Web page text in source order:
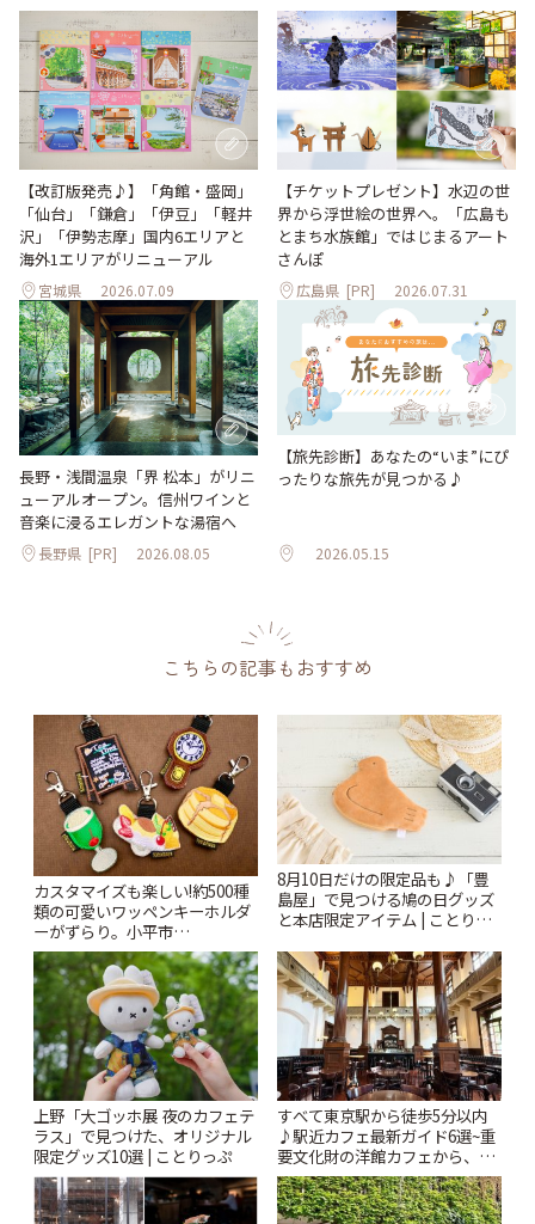
【改訂版発売♪】「角館・盛岡」
「仙台」「鎌倉」「伊豆」「軽井
沢」「伊勢志摩」国内6エリアと
海外1エリアがリニューアル
宮城県 2026.07.09
【チケットプレゼント】水辺の世
界から浮世絵の世界へ。「広島も
とまち水族館」ではじまるアート
さんぽ
広島県 [PR] 2026.07.31
長野・浅間温泉「界 松本」がリニ
ューアルオープン。信州ワインと
音楽に浸るエレガントな湯宿へ
長野県 [PR] 2026.08.05
【旅先診断】あなたの“いま”にぴ
ったりな旅先が見つかる♪
2026.05.15
こちらの記事もおすすめ
カスタマイズも楽しい!約500種
類の可愛いワッペンキーホルダ
ーがずらり。小平市
「Kimamaya T&K」 | ことりっ
ぷ
8月10日だけの限定品も♪「豊
島屋」で見つける鳩の日グッズ
と本店限定アイテム | ことりっ
上野「大ゴッホ展 夜のカフェテ
ラス」で見つけた、オリジナル
限定グッズ10選 | ことりっぷ
すべて東京駅から徒歩5分以内
♪駅近カフェ最新ガイド6選~重
要文化財の洋館カフェから、改
札すぐのレトロ喫茶まで~ | こと
りっぷ